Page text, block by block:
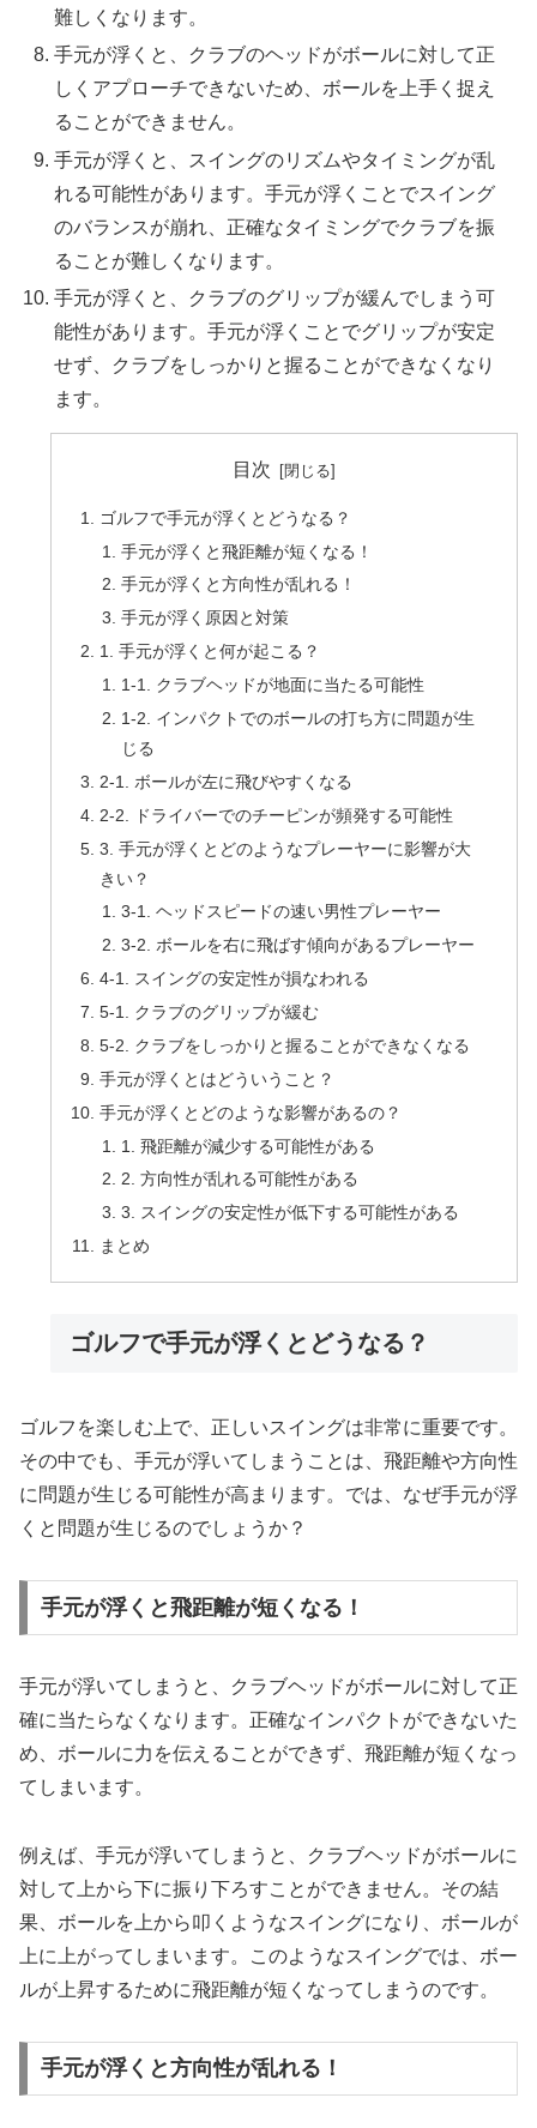
難しくなります。
手元が浮くと、クラブのヘッドがボールに対して正
しくアプローチできないため、ボールを上手く捉え
ることができません。
手元が浮くと、スイングのリズムやタイミングが乱
れる可能性があります。手元が浮くことでスイング
のバランスが崩れ、正確なタイミングでクラブを振
ることが難しくなります。
手元が浮くと、クラブのグリップが緩んでしまう可
能性があります。手元が浮くことでグリップが安定
せず、クラブをしっかりと握ることができなくなり
ます。
目次
ゴルフで手元が浮くとどうなる？
手元が浮くと飛距離が短くなる！
手元が浮くと方向性が乱れる！
手元が浮く原因と対策
1. 手元が浮くと何が起こる？
1-1. クラブヘッドが地面に当たる可能性
1-2. インパクトでのボールの打ち方に問題が生
じる
2-1. ボールが左に飛びやすくなる
2-2. ドライバーでのチーピンが頻発する可能性
3. 手元が浮くとどのようなプレーヤーに影響が大
きい？
3-1. ヘッドスピードの速い男性プレーヤー
3-2. ボールを右に飛ばす傾向があるプレーヤー
4-1. スイングの安定性が損なわれる
5-1. クラブのグリップが緩む
5-2. クラブをしっかりと握ることができなくなる
手元が浮くとはどういうこと？
手元が浮くとどのような影響があるの？
1. 飛距離が減少する可能性がある
2. 方向性が乱れる可能性がある
3. スイングの安定性が低下する可能性がある
まとめ
ゴルフで手元が浮くとどうなる？
ゴルフを楽しむ上で、正しいスイングは非常に重要です。
その中でも、手元が浮いてしまうことは、飛距離や方向性
に問題が生じる可能性が高まります。では、なぜ手元が浮
くと問題が生じるのでしょうか？
手元が浮くと飛距離が短くなる！
手元が浮いてしまうと、クラブヘッドがボールに対して正
確に当たらなくなります。正確なインパクトができないた
め、ボールに力を伝えることができず、飛距離が短くなっ
てしまいます。
例えば、手元が浮いてしまうと、クラブヘッドがボールに
対して上から下に振り下ろすことができません。その結
果、ボールを上から叩くようなスイングになり、ボールが
上に上がってしまいます。このようなスイングでは、ボー
ルが上昇するために飛距離が短くなってしまうのです。
手元が浮くと方向性が乱れる！